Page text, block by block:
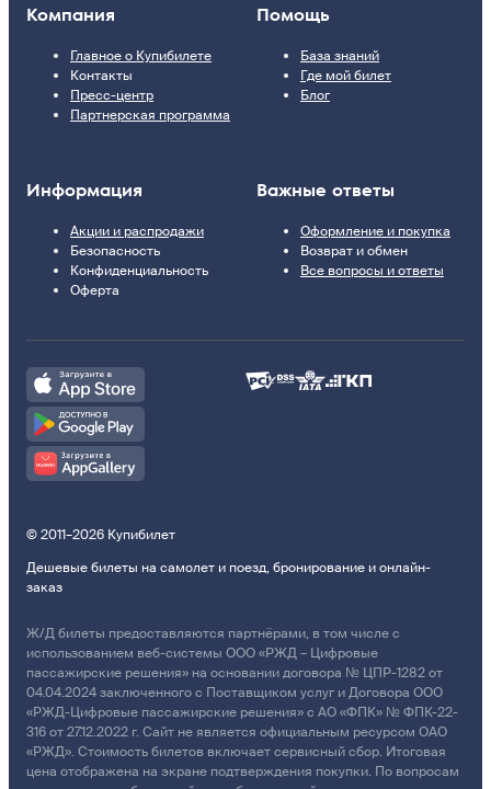
Компания
Главное о Купибилете
Контакты
Пресс-центр
Партнерская программа
Помощь
База знаний
Где мой билет
Блог
Информация
Акции и распродажи
Безопасность
Конфиденциальность
Оферта
Важные ответы
Оформление и покупка
Возврат и обмен
Все вопросы и ответы
© 2011–2026 Купибилет
Дешевые билеты на самолет и поезд, бронирование и онлайн-
заказ
Ж/Д билеты предоставляются партнёрами, в том числе с
использованием веб-системы ООО «РЖД – Цифровые
пассажирские решения» на основании договора № ЦПР-1282 от
04.04.2024 заключенного с Поставщиком услуг и Договора ООО
«РЖД-Цифровые пассажирские решения» с АО «ФПК» № ФПК-22-
316 от 27.12.2022 г. Сайт не является официальным ресурсом ОАО
«РЖД». Стоимость билетов включает сервисный сбор. Итоговая
цена отображена на экране подтверждения покупки. По вопросам